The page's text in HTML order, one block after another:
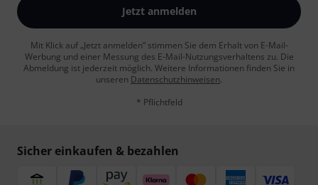
Jetzt anmelden
Mit Klick auf „Jetzt anmelden“ stimmen Sie dem Erhalt von E-Mail-
Werbung und einer Messung des E-Mail-Nutzungsverhaltens zu. Die
Abmeldung ist jederzeit möglich. Weitere Informationen finden Sie in
unseren Datenschutzhinweisen.
* Pflichtfeld
Sicher einkaufen & bezahlen